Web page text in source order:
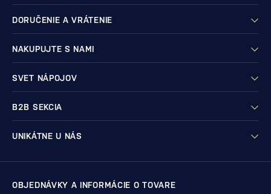
DORUČENIE A VRÁTENIE
NAKUPUJTE S NAMI
SVET NÁPOJOV
B2B SEKCIA
UNIKÁTNE U NÁS
OBJEDNÁVKY A INFORMÁCIE O TOVARE